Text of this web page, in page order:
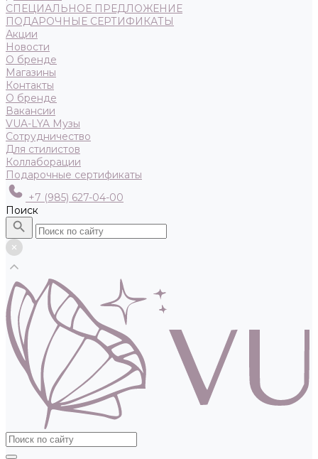
СПЕЦИАЛЬНОЕ ПРЕДЛОЖЕНИЕ
ПОДАРОЧНЫЕ СЕРТИФИКАТЫ
Акции
Новости
О бренде
Магазины
Контакты
О бренде
Вакансии
VUA-LYA Музы
Сотрудничество
Для стилистов
Коллаборации
Подарочные сертификаты
+7 (985) 627-04-00
Поиск